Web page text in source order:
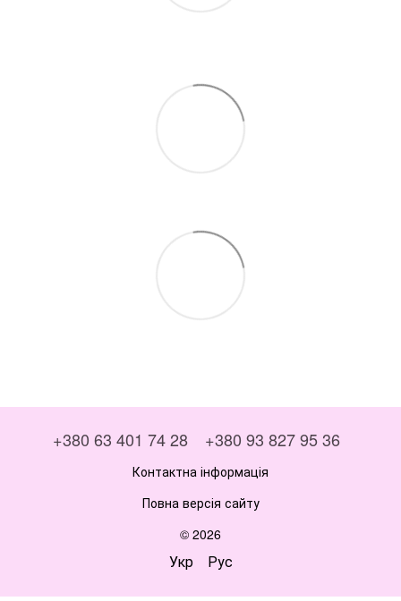
+380 63 401 74 28 +380 93 827 95 36
Контактна інформація
Повна версія сайту
© 2026
Укр Рус